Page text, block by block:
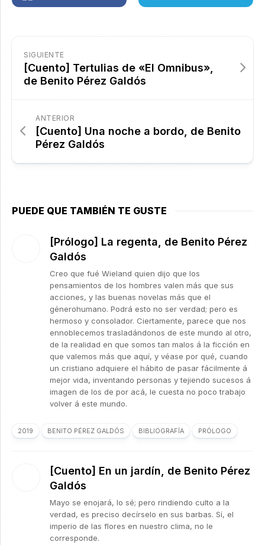
SIGUIENTE
[Cuento] Tertulias de «El Omnibus»,
de Benito Pérez Galdós
ANTERIOR
[Cuento] Una noche a bordo, de Benito
Pérez Galdós
PUEDE QUE TAMBIÉN TE GUSTE
[Prólogo] La regenta, de Benito Pérez
Galdós
Creo que fué Wieland quien dijo que los
pensamientos de los hombres valen más que sus
acciones, y las buenas novelas más que el
génerohumano. Podrá esto no ser verdad; pero es
hermoso y consolador. Ciertamente, parece que nos
ennoblecemos trasladándonos de este mundo al otro,
de la realidad en que somos tan malos á la ficción en
que valemos más que aquí, y véase por qué, cuando
un cristiano adquiere el hábito de pasar fácilmente á
mejor vida, inventando personas y tejiendo sucesos á
imagen de los de por acá, le cuesta no poco trabajo
volver á este mundo.
2019 BENITO PÉREZ GALDÓS BIBLIOGRAFÍA PRÓLOGO
[Cuento] En un jardín, de Benito Pérez
Galdós
Mayo se enojará, lo sé; pero rindiendo culto a la
verdad, es preciso decírselo en sus barbas. Sí, el
imperio de las flores en nuestro clima, no le
corresponde.